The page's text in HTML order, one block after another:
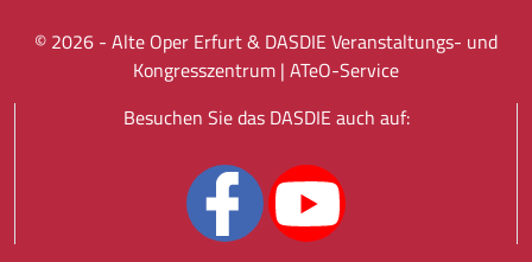
© 2026 - Alte Oper Erfurt & DASDIE Veranstaltungs- und
Kongresszentrum | ATeO-Service
Besuchen Sie das DASDIE auch auf: